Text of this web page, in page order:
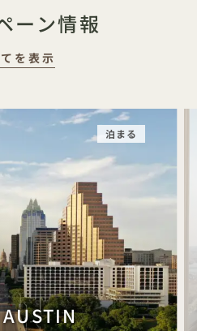
ーン情報
を表示
泊まる